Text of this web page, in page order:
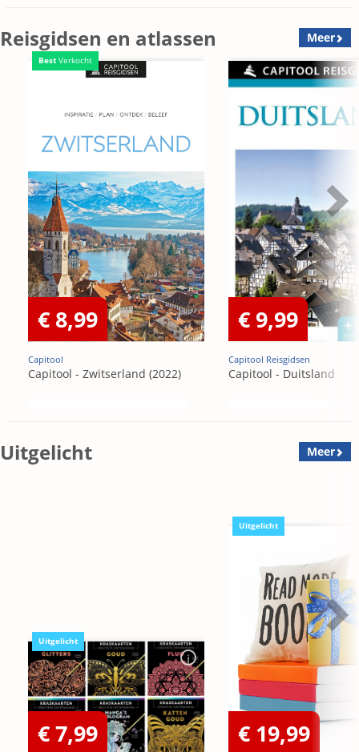
Reisgidsen en atlassen Meer
Best Verkocht
€ 8,99
Capitool
Capitool - Zwitserland (2022)
€ 9,99
Capitool Reisgidsen
Capitool - Duitsland
Uitgelicht Meer
Uitgelicht
€ 7,99
Uitgelicht
€ 19,99